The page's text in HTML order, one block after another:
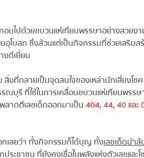
อบไปด้วยขบวนแห่เทียนพรรษาอย่างสวยง
อุโบสถ ซึ่งล้วนแต่เป็นกิจกรรมที่ช่วยเสริม
งดีเยี่ยม
สิ่งที่กลายเป็นจุดสนใจของเหล่านักเสี่ยงโช
บุรี ที่ใช้ในการเคลื่อนขบวนแห่เทียนพรรษ
ลาดตีเลขเด็ดออกมาเป็น404, 44, 40 และ
เลยว่า ทั้งกิจกรรมก็ได้บุญ ทั้งเลขเด็ดน่าลุ้น
ระชาชน ที่ยังคงเชื่อในพลังแห่งตัวเลขแล